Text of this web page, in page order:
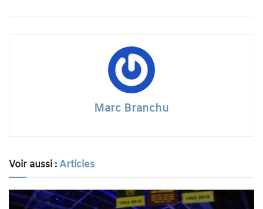
Marc Branchu
Voir aussi :Articles